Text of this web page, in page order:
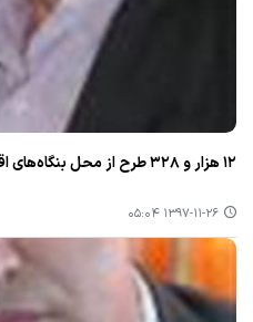
۱۲ هزار و ۳۲۸ طرح از محل بنگاه‌های اقتصادی زودبازده به بهره‌برداری رسید
۱۳۹۷-۱۱-۲۶ ۰۵:۰۴